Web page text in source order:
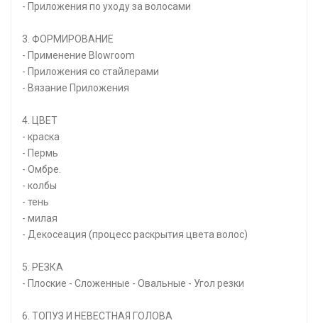
- Приложения по уходу за волосами
3. ФОРМИРОВАНИЕ
- Применение Blowroom
- Приложения со стайлерами
- Вязание Приложения
4. ЦВЕТ
- краска
- Пермь
- Омбре.
- колбы
- тень
- милая
- Декосеация (процесс раскрытия цвета волос)
5. РЕЗКА
- Плоские - Сложенные - Овальные - Угол резки
6. ТОПУЗ И НЕВЕСТНАЯ ГОЛОВА